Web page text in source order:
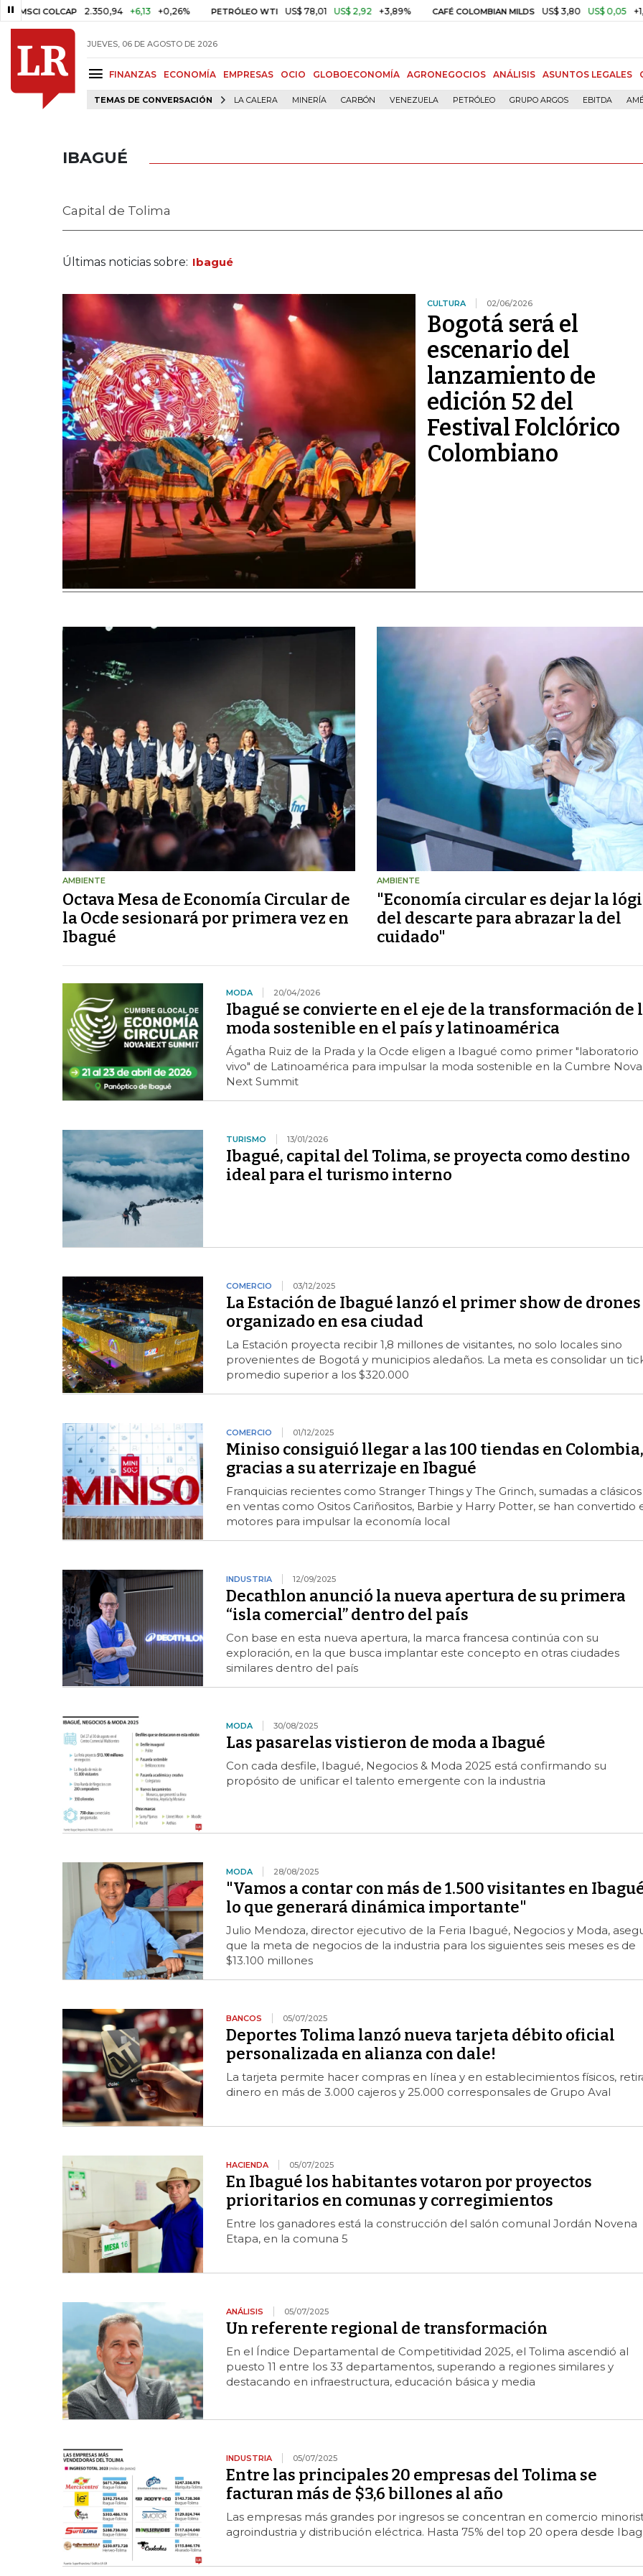
2.350,94 +6,13 +0,26% PETRÓLEO WTI US$ 78,01 US$ 2,92 +3,89% CAFÉ COLOMBIAN MILDS US$ 3,80 US$ 0,05 +1,40%
JUEVES, 06 DE AGOSTO DE 2026
FINANZAS ECONOMÍA EMPRESAS OCIO GLOBOECONOMÍA AGRONEGOCIOS ANÁLISIS ASUNTOS LEGALES
TEMAS DE CONVERSACIÓN LA CALERA MINERÍA CARBÓN VENEZUELA PETRÓLEO GRUPO ARGOS EBITDA
IBAGUÉ
Capital de Tolima
Últimas noticias sobre: Ibagué
CULTURA 02/06/2026
Bogotá será el
escenario del
lanzamiento de
edición 52 del
Festival Folclórico
Colombiano
AMBIENTE
Octava Mesa de Economía Circular de
la Ocde sesionará por primera vez en
Ibagué
AMBIENTE
"Economía circular es dejar la
del descarte para abrazar la del
cuidado"
MODA 20/04/2026
Ibagué se convierte en el eje de la transformación de
moda sostenible en el país y latinoamérica
Ágatha Ruiz de la Prada y la Ocde eligen a Ibagué como primer "laboratorio
vivo" de Latinoamérica para impulsar la moda sostenible en la Cumbre
Next Summit
TURISMO 13/01/2026
Ibagué, capital del Tolima, se proyecta como destino
ideal para el turismo interno
COMERCIO 03/12/2025
La Estación de Ibagué lanzó el primer show de drones
organizado en esa ciudad
La Estación proyecta recibir 1,8 millones de visitantes, no solo locales sino
provenientes de Bogotá y municipios aledaños. La meta es consolidar un
promedio superior a los $320.000
COMERCIO 01/12/2025
Miniso consiguió llegar a las 100 tiendas en Colombia,
gracias a su aterrizaje en Ibagué
Franquicias recientes como Stranger Things y The Grinch, sumadas a clásicos
en ventas como Ositos Cariñositos, Barbie y Harry Potter, se han convertido
motores para impulsar la economía local
INDUSTRIA 12/09/2025
Decathlon anunció la nueva apertura de su primera
“isla comercial” dentro del país
Con base en esta nueva apertura, la marca francesa continúa con su
exploración, en la que busca implantar este concepto en otras ciudades
similares dentro del país
MODA 30/08/2025
Las pasarelas vistieron de moda a Ibagué
Con cada desfile, Ibagué, Negocios & Moda 2025 está confirmando su
propósito de unificar el talento emergente con la industria
MODA 28/08/2025
"Vamos a contar con más de 1.500 visitantes en
lo que generará dinámica importante"
Julio Mendoza, director ejecutivo de la Feria Ibagué, Negocios y Moda,
que la meta de negocios de la industria para los siguientes seis meses es de
$13.100 millones
BANCOS 05/07/2025
Deportes Tolima lanzó nueva tarjeta débito oficial
personalizada en alianza con dale!
La tarjeta permite hacer compras en línea y en establecimientos físicos,
dinero en más de 3.000 cajeros y 25.000 corresponsales de Grupo Aval
HACIENDA 05/07/2025
En Ibagué los habitantes votaron por proyectos
prioritarios en comunas y corregimientos
Entre los ganadores está la construcción del salón comunal Jordán Novena
Etapa, en la comuna 5
ANÁLISIS 05/07/2025
Un referente regional de transformación
En el Índice Departamental de Competitividad 2025, el Tolima ascendió al
puesto 11 entre los 33 departamentos, superando a regiones similares y
destacando en infraestructura, educación básica y media
INDUSTRIA 05/07/2025
Entre las principales 20 empresas del Tolima se
facturan más de $3,6 billones al año
Las empresas más grandes por ingresos se concentran en comercio
agroindustria y distribución eléctrica. Hasta 75% del top 20 opera desde